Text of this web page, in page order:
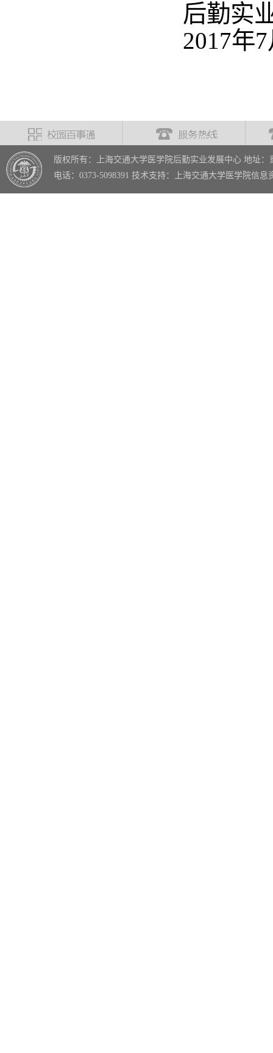
后勤实
2017年
版权所有：上海交通大学医学院后勤实业发展中心 地址：
电话：0373-5098391 技术支持：上海交通大学医学院信息